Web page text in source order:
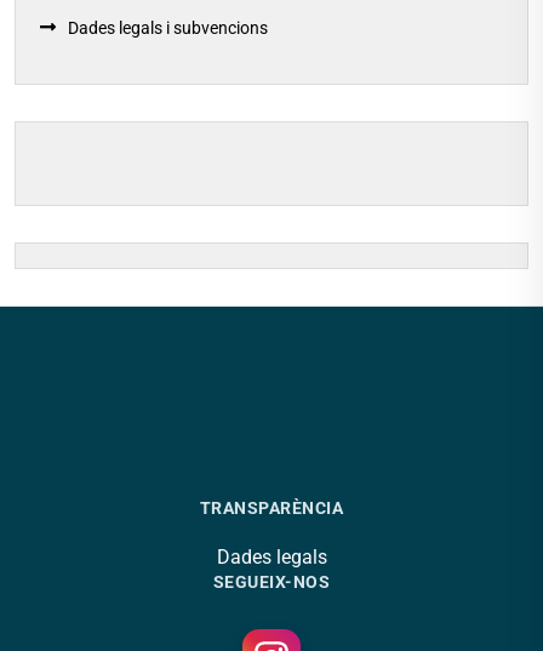
Dades legals i subvencions
TRANSPARÈNCIA
Dades legals
SEGUEIX-NOS